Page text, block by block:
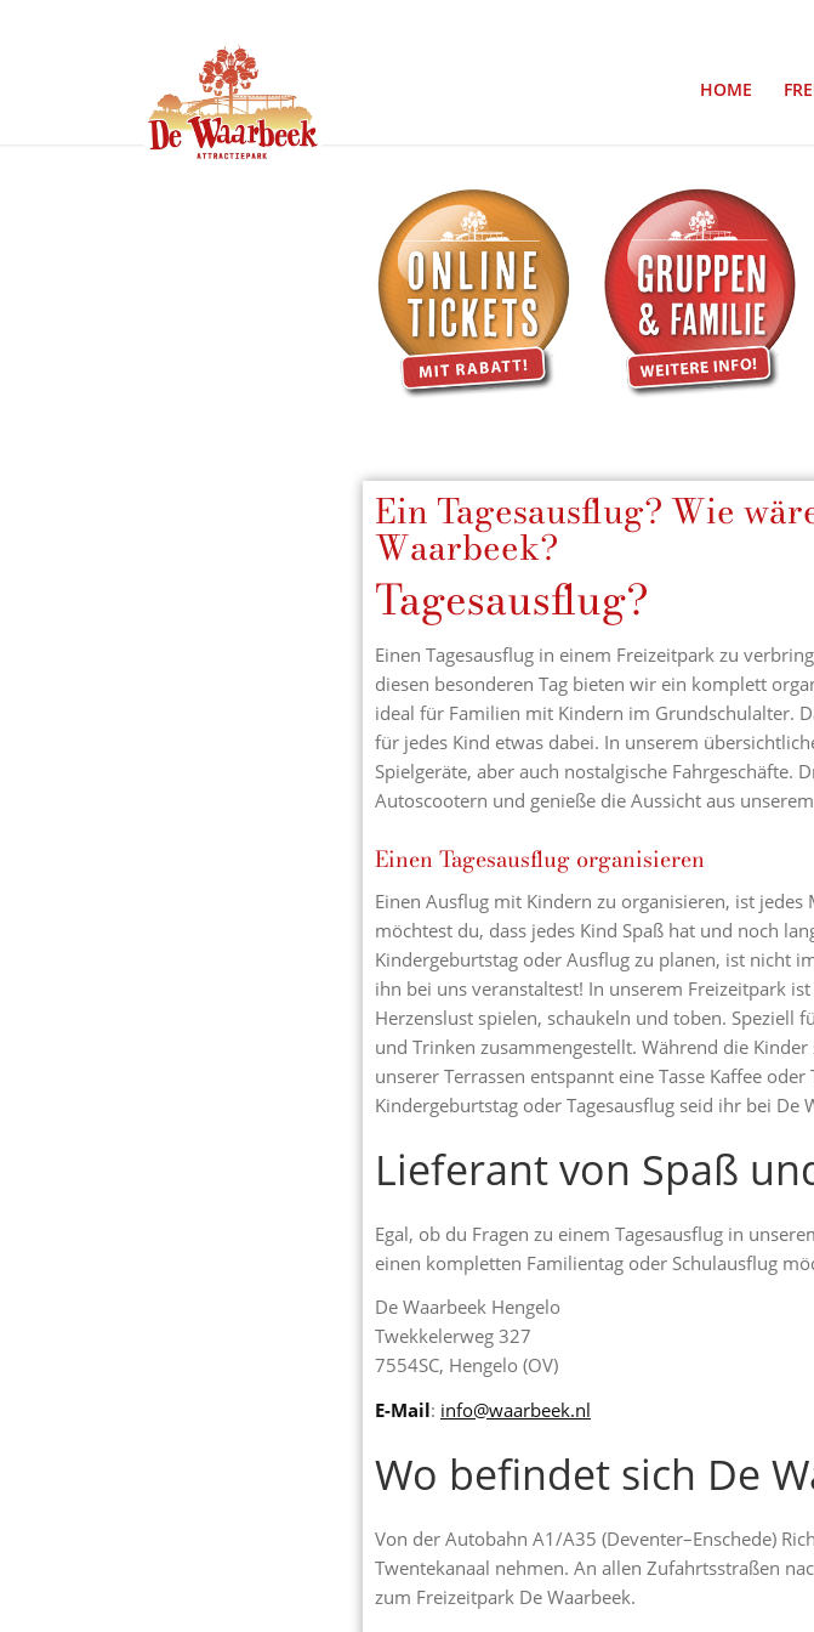
HOME
Ein Tagesausflug? Wie
Waarbeek?
Tagesausflug?
Einen Tagesausflug in einem Freizeitpark zu
diesen besonderen Tag bieten wir ein komplett
ideal für Familien mit Kindern im Grundschulalter.
für jedes Kind etwas dabei. In unserem
Spielgeräte, aber auch nostalgische Fahrgeschäfte.
Autoscootern und genieße die Aussicht aus
Einen Tagesausflug organisieren
Einen Ausflug mit Kindern zu organisieren, ist
möchtest du, dass jedes Kind Spaß hat und noch
Kindergeburtstag oder Ausflug zu planen, ist nicht
ihn bei uns veranstaltest! In unserem Freizeitpark
Herzenslust spielen, schaukeln und toben. Speziell
und Trinken zusammengestellt. Während die
unserer Terrassen entspannt eine Tasse Kaffee
Kindergeburtstag oder Tagesausflug seid ihr bei De
Lieferant von Spaß
Egal, ob du Fragen zu einem Tagesausflug in
einen kompletten Familientag oder Schulausflug
De Waarbeek Hengelo
Twekkelerweg 327
7554SC, Hengelo (OV)
E-Mail: info@waarbeek.nl
Wo befindet sich De
Von der Autobahn A1/A35 (Deventer–Enschede)
Twentekanaal nehmen. An allen Zufahrtsstraßen
zum Freizeitpark De Waarbeek.